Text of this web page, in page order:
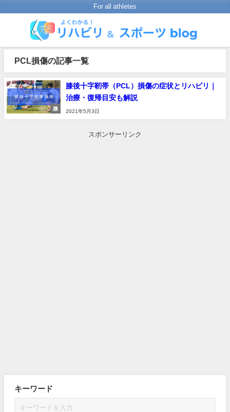
For all athletes
PCL損傷の記事一覧
膝
膝後十字靭帯（PCL）損傷の症状とリハビリ｜
治療・復帰目安も解説
2021年5月3日
スポンサーリンク
キーワード